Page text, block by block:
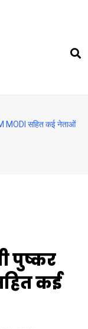
MODI सहित कई नेताओं
पुष्कर
कई